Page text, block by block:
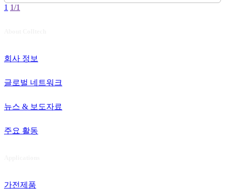
1 1/1
회사 정보
글로벌 네트워크
뉴스 & 보도자료
주요 활동
가전제품